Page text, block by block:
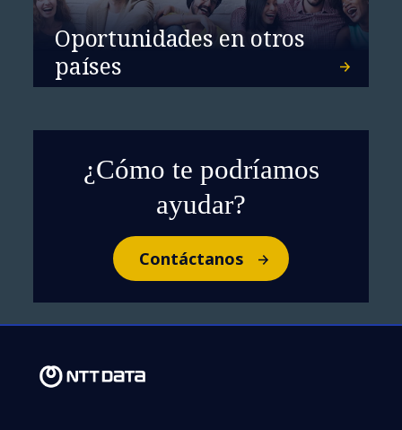
Oportunidades en otros
países
¿Cómo te podríamos
ayudar?
Contáctanos